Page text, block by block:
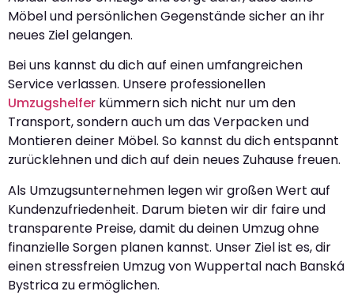
Möbel und persönlichen Gegenstände sicher an ihr
neues Ziel gelangen.
Bei uns kannst du dich auf einen umfangreichen
Service verlassen. Unsere professionellen
Umzugshelfer kümmern sich nicht nur um den
Transport, sondern auch um das Verpacken und
Montieren deiner Möbel. So kannst du dich entspannt
zurücklehnen und dich auf dein neues Zuhause freuen.
Als Umzugsunternehmen legen wir großen Wert auf
Kundenzufriedenheit. Darum bieten wir dir faire und
transparente Preise, damit du deinen Umzug ohne
finanzielle Sorgen planen kannst. Unser Ziel ist es, dir
einen stressfreien Umzug von Wuppertal nach Banská
Bystrica zu ermöglichen.